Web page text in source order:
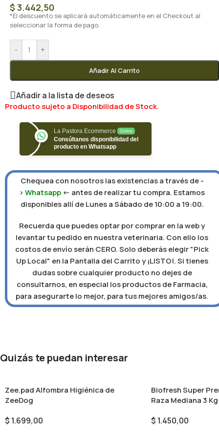
$ 3.442,50
*El descuento se aplicará automáticamente en el Checkout al
seleccionar la forma de pago.
- +
Añadir Al Carrito
Añadir a la lista de deseos
Producto sujeto a Disponibilidad de Stock.
La Pastora Ecommerce Online
Consúltanos disponibilidad del
producto en Whatsapp
Chequea con nosotros las existencias a través de -
>Whatsapp <- antes de realizar tu compra. Estamos
disponibles allí de Lunes a Sábado de 10:00 a 19:00.
Recuerda que puedes optar por comprar en la web y
levantar tu pedido en nuestra veterinaria. Con ello los
costos de envío serán CERO. Solo deberás elegir "Pick
Up Local" en la Pantalla del Carrito y ¡LISTO!. Si tienes
dudas sobre cualquier producto no dejes de
consultarnos, en especial los productos de Farmacia,
para asegurarte lo mejor, para tus mejores amigos/as.
Quizás te puedan interesar
Zee.pad Alfombra Higiénica de
ZeeDog
$ 1.699,00
Biofresh Super
Raza Mediana 3 Kg
$ 1.450,00